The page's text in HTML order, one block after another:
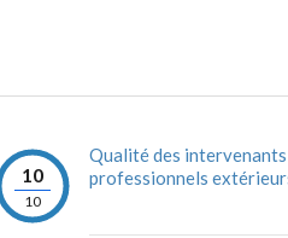
10
10
Qualité des intervenants
professionnels